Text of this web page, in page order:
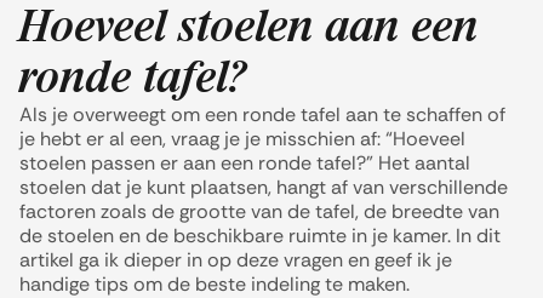
Hoeveel stoelen aan een
ronde tafel?
Als je overweegt om een ronde tafel aan te schaffen of
je hebt er al een, vraag je je misschien af: “Hoeveel
stoelen passen er aan een ronde tafel?” Het aantal
stoelen dat je kunt plaatsen, hangt af van verschillende
factoren zoals de grootte van de tafel, de breedte van
de stoelen en de beschikbare ruimte in je kamer. In dit
artikel ga ik dieper in op deze vragen en geef ik je
handige tips om de beste indeling te maken.